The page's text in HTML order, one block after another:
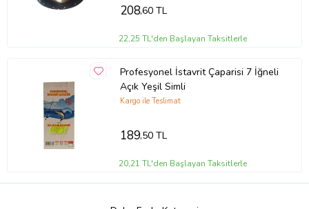
208,60 TL
22,25 TL'den Başlayan Taksitlerle
Profesyonel İstavrit Çaparisi 7 İğneli
Açık Yeşil Simli
Kargo ile Teslimat
189,50 TL
20,21 TL'den Başlayan Taksitlerle